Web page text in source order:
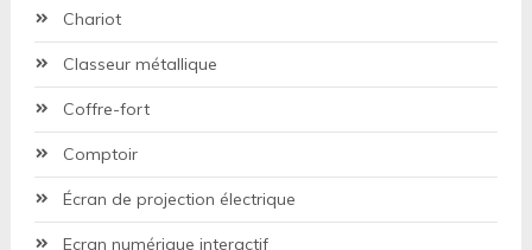
Chariot
Classeur métallique
Coffre-fort
Comptoir
Écran de projection électrique
Ecran numérique interactif